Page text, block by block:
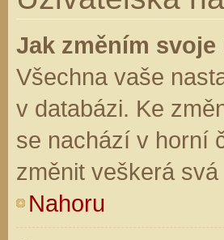
Jak změním svoje
Všechna vaše
v databázi. Ke
se nachází v horní
změnit veškerá
Nahoru